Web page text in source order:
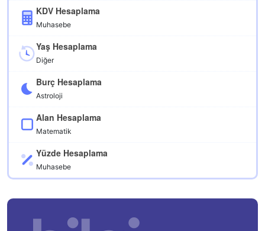
KDV Hesaplama
Muhasebe
Yaş Hesaplama
Diğer
Burç Hesaplama
Astroloji
Alan Hesaplama
Matematik
Yüzde Hesaplama
Muhasebe